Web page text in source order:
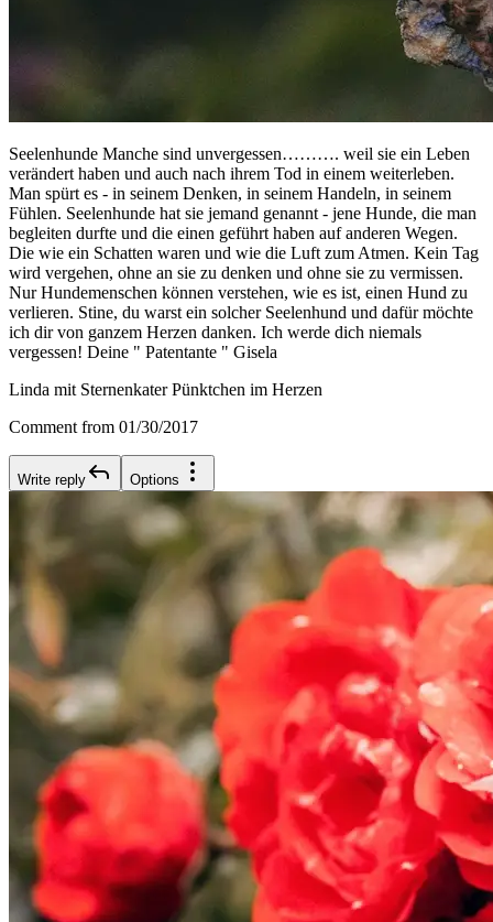
Seelenhunde Manche sind unvergessen………. weil sie ein Leben
verändert haben und auch nach ihrem Tod in einem weiterleben.
Man spürt es - in seinem Denken, in seinem Handeln, in seinem
Fühlen. Seelenhunde hat sie jemand genannt - jene Hunde, die man
begleiten durfte und die einen geführt haben auf anderen Wegen.
Die wie ein Schatten waren und wie die Luft zum Atmen. Kein Tag
wird vergehen, ohne an sie zu denken und ohne sie zu vermissen.
Nur Hundemenschen können verstehen, wie es ist, einen Hund zu
verlieren. Stine, du warst ein solcher Seelenhund und dafür möchte
ich dir von ganzem Herzen danken. Ich werde dich niemals
vergessen! Deine " Patentante " Gisela
Linda mit Sternenkater Pünktchen im Herzen
Comment from 01/30/2017
Write reply Options